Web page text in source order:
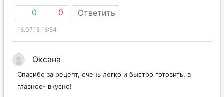
0 0 Ответить
16.07.15 16:54
Оксана
Спасибо за рецепт, очень легко и быстро готовить, а
главное- вкусно!